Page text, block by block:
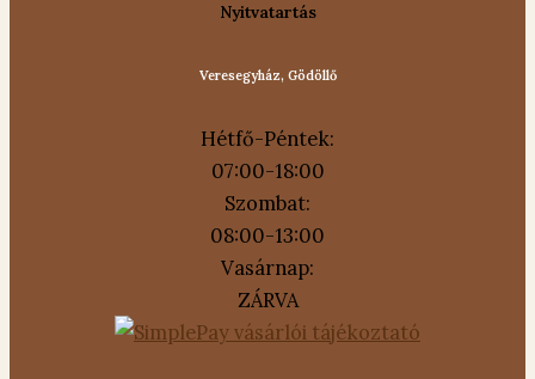
Nyitvatartás
Veresegyház, Gödöllő
Hétfő-Péntek:
07:00-18:00
Szombat:
08:00-13:00
Vasárnap:
ZÁRVA